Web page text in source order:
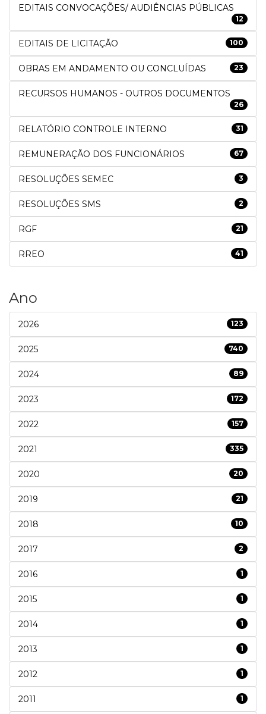
EDITAIS CONVOCAÇÕES/ AUDIÊNCIAS PÚBLICAS
12
EDITAIS DE LICITAÇÃO 100
OBRAS EM ANDAMENTO OU CONCLUÍDAS 23
RECURSOS HUMANOS - OUTROS DOCUMENTOS
26
RELATÓRIO CONTROLE INTERNO 31
REMUNERAÇÃO DOS FUNCIONÁRIOS 67
RESOLUÇÕES SEMEC 3
RESOLUÇÕES SMS 2
RGF 21
RREO 41
Ano
2026 123
2025 740
2024 89
2023 172
2022 157
2021 335
2020 20
2019 21
2018 10
2017 2
2016 1
2015 1
2014 1
2013 1
2012 1
2011 1